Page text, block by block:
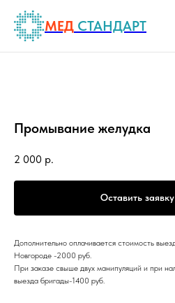
МЕД СТАНДАРТ
Промывание желудка
2 000 р.
Оставить заявку
Дополнительно оплачивается стоимость
Новгороде -2000 руб.
При заказе свыше двух манипуляций и при
выезда бригады-1400 руб.